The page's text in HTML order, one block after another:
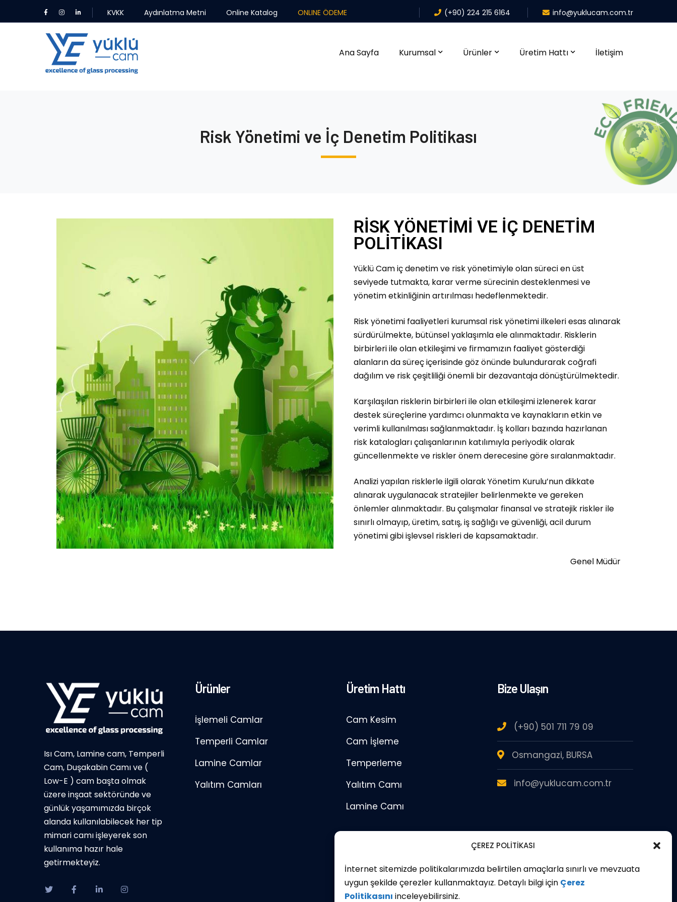
ÇEREZ POLİTİKASI
İnternet sitemizde politikalarımızda belirtilen amaçlarla sınırlı ve mevzuata
uygun şekilde çerezler kullanmaktayız. Detaylı bilgi için Çerez
Politikasını inceleyebilirsiniz.
KVKK Aydınlatma Metni Online Katalog ONLINE ÖDEME (+90) 224 215 6164 info@yuklucam.com.tr
Ana Sayfa Kurumsal Ürünler Üretim Hattı İletişim
Risk Yönetimi ve İç Denetim Politikası
RİSK YÖNETİMİ VE İÇ DENETİM
POLİTİKASI
Yüklü Cam iç denetim ve risk yönetimiyle olan süreci en üst
seviyede tutmakta, karar verme sürecinin desteklenmesi ve
yönetim etkinliğinin artırılması hedeflenmektedir.
Risk yönetimi faaliyetleri kurumsal risk yönetimi ilkeleri esas alınarak
sürdürülmekte, bütünsel yaklaşımla ele alınmaktadır. Risklerin
birbirleri ile olan etkileşimi ve firmamızın faaliyet gösterdiği
alanların da süreç içerisinde göz önünde bulundurarak coğrafi
dağılım ve risk çeşitliliği önemli bir dezavantaja dönüştürülmektedir.
Karşılaşılan risklerin birbirleri ile olan etkileşimi izlenerek karar
destek süreçlerine yardımcı olunmakta ve kaynakların etkin ve
verimli kullanılması sağlanmaktadır. İş kolları bazında hazırlanan
risk katalogları çalışanlarının katılımıyla periyodik olarak
güncellenmekte ve riskler önem derecesine göre sıralanmaktadır.
Analizi yapılan risklerle ilgili olarak Yönetim Kurulu’nun dikkate
alınarak uygulanacak stratejiler belirlenmekte ve gereken
önlemler alınmaktadır. Bu çalışmalar finansal ve stratejik riskler ile
sınırlı olmayıp, üretim, satış, iş sağlığı ve güvenliği, acil durum
yönetimi gibi işlevsel riskleri de kapsamaktadır.
Genel Müdür
Isı Cam, Lamine cam, Temperli
Cam, Duşakabin Camı ve (
Low-E ) cam başta olmak
üzere inşaat sektöründe ve
günlük yaşamımızda birçok
alanda kullanılabilecek her tip
mimari camı işleyerek son
kullanıma hazır hale
getirmekteyiz.
Ürünler
İşlemeli Camlar
Temperli Camlar
Lamine Camlar
Yalıtım Camları
Üretim Hattı
Cam Kesim
Cam İşleme
Temperleme
Yalıtım Camı
Lamine Camı
Bize Ulaşın
(+90) 501 711 79 09
Osmangazi, BURSA
info@yuklucam.com.tr